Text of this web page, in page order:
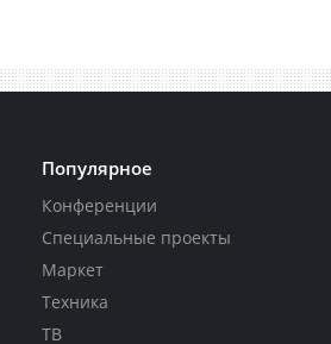
Популярное
Конференции
Специальные проекты
Маркет
Техника
ТВ